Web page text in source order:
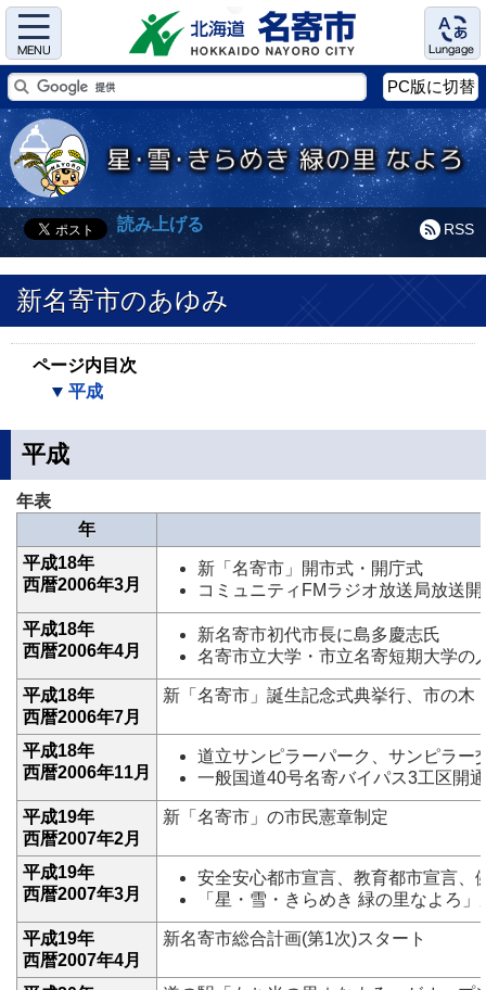
Menu Language
PC版に切替
RSS
読み上げる
新名寄市のあゆみ
ページ内目次
平成
平成
年表
年
平成18年
西暦2006年3月
新「名寄市」開市式・開庁式
コミュニティFMラジオ放送局放送開
平成18年
西暦2006年4月
新名寄市初代市長に島多慶志氏
名寄市立大学・市立名寄短期大学の
平成18年
西暦2006年7月
新「名寄市」誕生記念式典挙行、市の木
平成18年
西暦2006年11月
道立サンピラーパーク、サンピラー
一般国道40号名寄バイパス3工区開通
平成19年
西暦2007年2月
新「名寄市」の市民憲章制定
平成19年
西暦2007年3月
安全安心都市宣言、教育都市宣言、
「星・雪・きらめき 緑の里なよろ
平成19年
西暦2007年4月
新名寄市総合計画(第1次)スタート